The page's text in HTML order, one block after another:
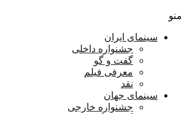
منو
سینمای ایران
جشنواره داخلی
گفت و گو
معرفی فیلم
نقد
سینمای جهان
جشنواره خارجی